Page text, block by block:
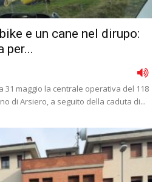
e un cane nel dirupo:
per...
31 maggio la centrale operativa del 118
di Arsiero, a seguito della caduta di...